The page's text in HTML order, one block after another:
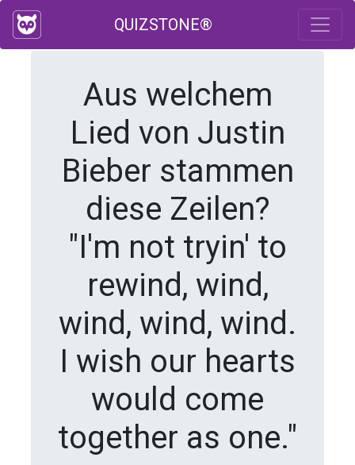
QUIZSTONE®
Aus welchem
Lied von Justin
Bieber stammen
diese Zeilen?
"I'm not tryin' to
rewind, wind,
wind, wind, wind.
I wish our hearts
would come
together as one."